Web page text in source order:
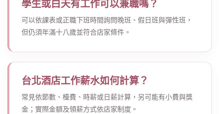
學生或白天有工作可以兼職嗎？
可以依課表或正職下班時間詢問晚班、假日班與彈性班，
但仍須年滿十八歲並符合店家條件。
台北酒店工作薪水如何計算？
常見依節數、檯費、時薪或日薪計算，另可能有小費與獎
金；實際金額及領薪方式依店家制度。